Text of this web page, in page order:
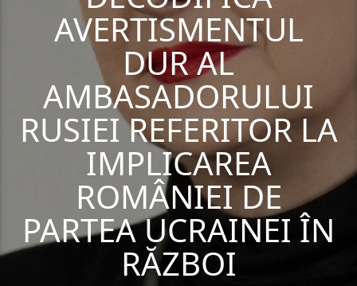
AVERTISMENTUL
DUR AL
AMBASADORULUI
RUSIEI REFERITOR LA
IMPLICAREA
ROMÂNIEI DE
PARTEA UCRAINEI ÎN
RĂZBOI